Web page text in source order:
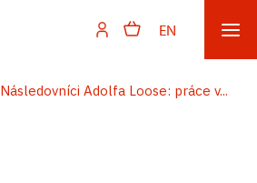
EN
Následovníci Adolfa Loose: práce v...